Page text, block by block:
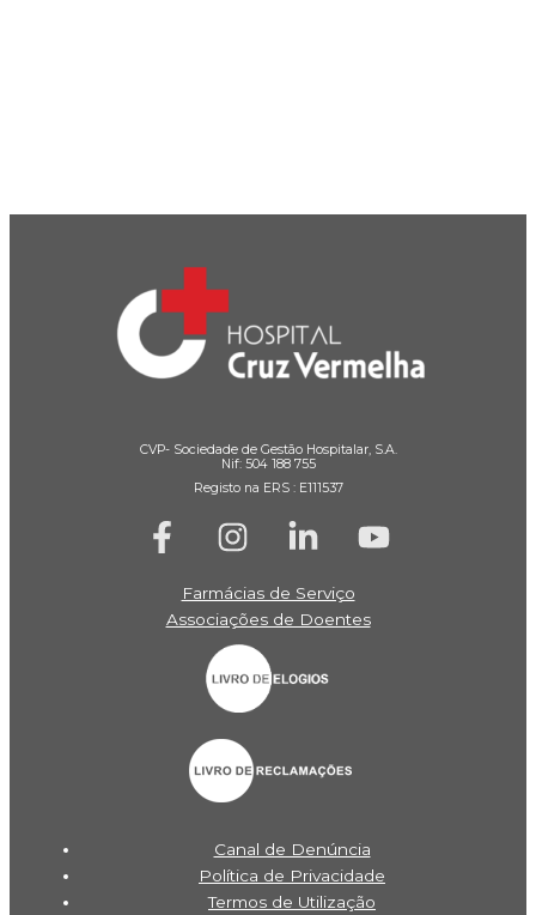
CVP- Sociedade de Gestão Hospitalar, S.A.
Nif: 504 188 755
Registo na ERS : E111537
Farmácias de Serviço
Associações de Doentes
Canal de Denúncia
Política de Privacidade
Termos de Utilização